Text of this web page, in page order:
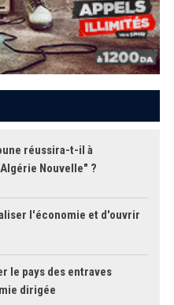
réussira-t-il à
Nouvelle" ?
l'économie et d'ouvrir
le pays des entraves
dirigée